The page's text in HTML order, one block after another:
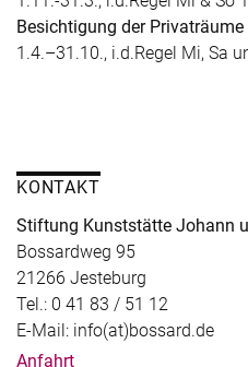
Besichtigung der Privaträume
1.4.–31.10., i.d.Regel Mi, Sa
KONTAKT
Stiftung Kunststätte Johann
Bossardweg 95
21266 Jesteburg
Tel.: 0 41 83 / 51 12
E-Mail: info(at)bossard.de
Anfahrt